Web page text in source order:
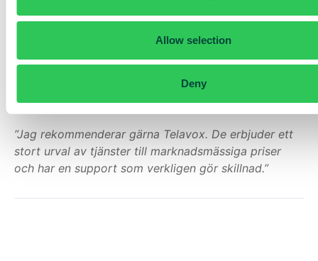
Allow selection
Deny
och AI:n en ännu mer självklar del av kundresan.
Rekommendationen
För Miia är valet självklart:
”Jag rekommenderar gärna Telavox. De erbjuder ett
stort urval av tjänster till marknadsmässiga priser
och har en support som verkligen gör skillnad.”